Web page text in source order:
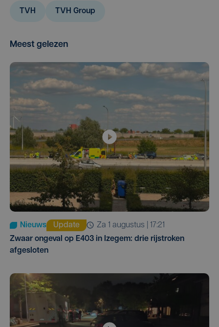
TVH TVH Group
Meest gelezen
Nieuws Update
za 1 augustus | 17:21
Zwaar ongeval op E403 in Izegem: drie rijstroken
afgesloten